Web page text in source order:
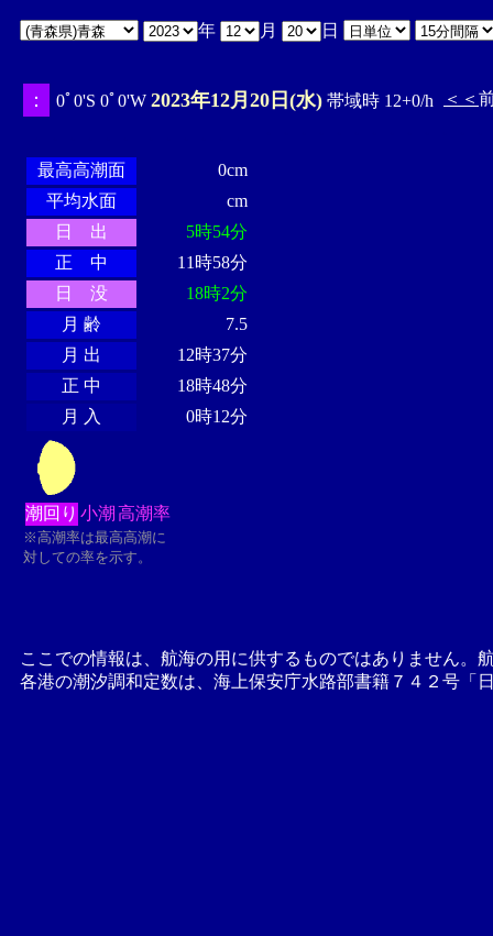
年 月 日
： 0ﾟ0'S 0ﾟ0'W 2023年12月20日(水) 帯域時 12+0/h ＜＜
最高高潮面
0cm
平均水面
cm
日 出
5時54分
正 中
11時58分
日 没
18時2分
月 齢
7.5
月 出
12時37分
正 中
18時48分
月 入
0時12分
潮回り 小潮 高潮率
※高潮率は最高高潮に
対しての率を示す。
ここでの情報は、航海の用に供するものではありません。
各港の潮汐調和定数は、海上保安庁水路部書籍７４２号「